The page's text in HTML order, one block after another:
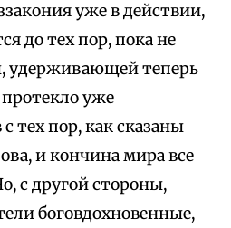
уже в действии,
до тех пор, пока не
удерживающей теперь
уже
тех пор, как сказаны
и кончина мира все
с другой стороны,
боговдохновенные,